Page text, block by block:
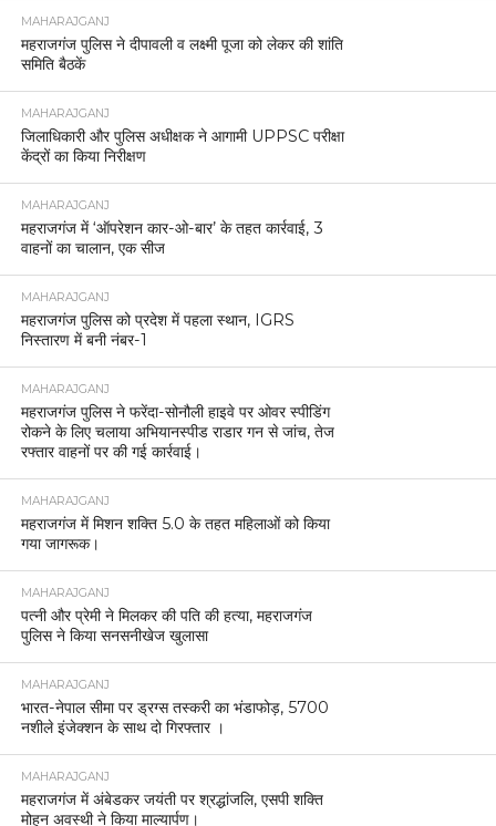
MAHARAJGANJ
महराजगंज पुलिस ने दीपावली व लक्ष्मी पूजा को लेकर की शांति
समिति बैठकें
MAHARAJGANJ
जिलाधिकारी और पुलिस अधीक्षक ने आगामी UPPSC परीक्षा
केंद्रों का किया निरीक्षण
MAHARAJGANJ
महराजगंज में ‘ऑपरेशन कार-ओ-बार’ के तहत कार्रवाई, 3
वाहनों का चालान, एक सीज
MAHARAJGANJ
महराजगंज पुलिस को प्रदेश में पहला स्थान, IGRS
निस्तारण में बनी नंबर-1
MAHARAJGANJ
महराजगंज पुलिस ने फरेंदा-सोनौली हाइवे पर ओवर स्पीडिंग
रोकने के लिए चलाया अभियानस्पीड राडार गन से जांच, तेज
रफ्तार वाहनों पर की गई कार्रवाई।
MAHARAJGANJ
महराजगंज में मिशन शक्ति 5.0 के तहत महिलाओं को किया
गया जागरूक।
MAHARAJGANJ
पत्नी और प्रेमी ने मिलकर की पति की हत्या, महराजगंज
पुलिस ने किया सनसनीखेज खुलासा
MAHARAJGANJ
भारत-नेपाल सीमा पर ड्रग्स तस्करी का भंडाफोड़, 5700
नशीले इंजेक्शन के साथ दो गिरफ्तार ।
MAHARAJGANJ
महराजगंज में अंबेडकर जयंती पर श्रद्धांजलि, एसपी शक्ति
मोहन अवस्थी ने किया माल्यार्पण।